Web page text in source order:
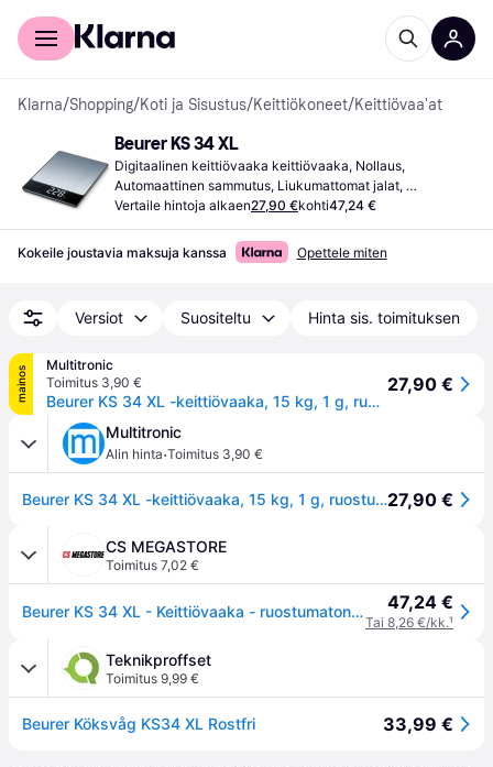
Kuluttajille
Klarna/Shopping/Koti ja Sisustus/Keittiökoneet/Keittiövaa'at
Beurer KS 34 XL
Digitaalinen keittiövaaka keittiövaaka, Nollaus,
Automaattinen sammutus, Liukumattomat jalat,
Ylikuormituksen ilmaisin, Paino (maks) 15kg, Muut
mittayksiköt: Unssi (oz), Gramma (g), Pauna (lb)
Vertaile hintoja alkaen27,90 €kohti47,24 €
Kokeile joustavia maksuja kanssa Opettele miten
Versiot Suositeltu Hinta sis. toimituksen
mainos
Multitronic
Toimitus 3,90 €
Beurer KS 34 XL -keittiövaaka, 15 kg, 1 g, ruostumaton teräs
27,90 €
Multitronic
Alin hinta·Toimitus 3,90 €
Beurer KS 34 XL -keittiövaaka, 15 kg, 1 g, ruostumaton teräs27,90 €
CS MEGASTORE
Toimitus 7,02 €
Beurer KS 34 XL - Keittiövaaka - ruostumatonta terästä 47,24 €
Tai 8,26 €/kk.¹
Teknikproffset
Toimitus 9,99 €
Beurer Köksvåg KS34 XL Rostfri 33,99 €